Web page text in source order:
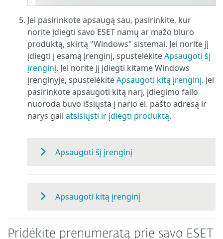
Jei pasirinkote apsaugą sau, pasirinkite, kur
norite įdiegti savo ESET namų ar mažo biuro
produktą, skirtą "Windows" sistemai. Jei norite jį
įdiegti į esamą įrenginį, spustelėkiteApsaugoti šį
įrenginį. Jei norite jį įdiegti kitame Windows
įrenginyje, spustelėkiteApsaugoti kitą įrenginį. Jei
pasirinkote apsaugoti kitą narį, įdiegimo failo
nuoroda buvo išsiųsta į nario el. pašto adresą ir
narys gali atsisiųsti ir įdiegti produktą.
Apsaugoti šį įrenginį
Apsaugoti kitą įrenginį
Pridėkite prenumeratą prie savo ESET